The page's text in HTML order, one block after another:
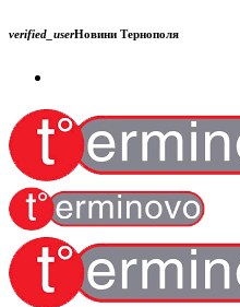
verified_userНовини Тернополя